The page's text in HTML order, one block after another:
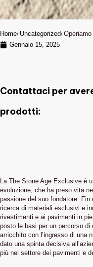
Home Uncategorized
Gennaio 15, 2025
Contattaci per
prodotti:
La The Stone Age Exclusive è
evoluzione, che ha preso vita
passione del suo fondatore. Fin
ricerca di materiali esclusivi e
rivestimenti e ai pavimenti in
posto le basi per un percorso
arricchito con l’ingresso di una
dato una spinta decisiva
più nel settore dei pavimenti e